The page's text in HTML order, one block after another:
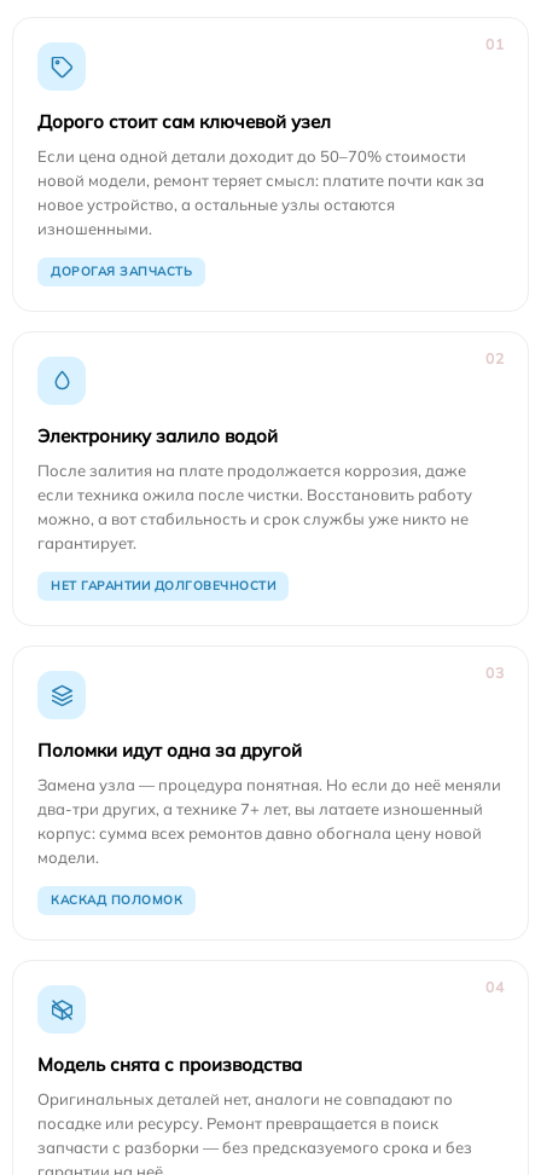
01
Дорого стоит сам ключевой узел
Если цена одной детали доходит до 50–70% стоимости
новой модели, ремонт теряет смысл: платите почти как за
новое устройство, а остальные узлы остаются
изношенными.
ДОРОГАЯ ЗАПЧАСТЬ
02
Электронику залило водой
После залития на плате продолжается коррозия, даже
если техника ожила после чистки. Восстановить работу
можно, а вот стабильность и срок службы уже никто не
гарантирует.
НЕТ ГАРАНТИИ ДОЛГОВЕЧНОСТИ
03
Поломки идут одна за другой
Замена узла — процедура понятная. Но если до неё меняли
два-три других, а технике 7+ лет, вы латаете изношенный
корпус: сумма всех ремонтов давно обогнала цену новой
модели.
КАСКАД ПОЛОМОК
04
Модель снята с производства
Оригинальных деталей нет, аналоги не совпадают по
посадке или ресурсу. Ремонт превращается в поиск
запчасти с разборки — без предсказуемого срока и без